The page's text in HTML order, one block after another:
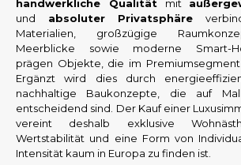
handwerkliche Qualitätmit
und absoluter Privatsphäre
Materialien, großzügige
Meerblicke sowie moderne Smart-
prägen Objekte, die im Premiumsegment
Ergänzt wird dies durch
nachhaltige Baukonzepte, die auf
entscheidend sind. Der Kauf einer
vereint deshalb exklusive
Wertstabilität und eine Form von
Intensität kaum in Europa zu finden ist.